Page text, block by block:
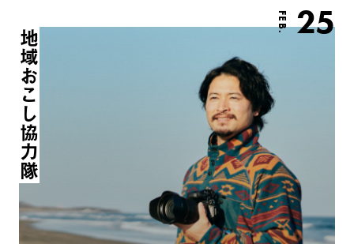
FEB. 25
地域おこし協力隊